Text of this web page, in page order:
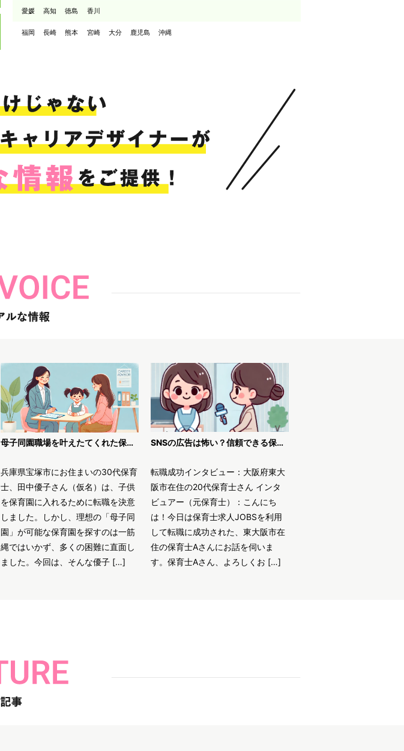
愛媛 高知 徳島 香川
福岡 長崎 熊本 宮崎 大分 鹿児島 沖縄
母子同園職場を叶えたてくれた保育士求人JOBS
兵庫県宝塚市にお住まいの30代保育
士、田中優子さん（仮名）は、子供
を保育園に入れるために転職を決意
しました。しかし、理想の「母子同
園」が可能な保育園を探すのは一筋
縄ではいかず、多くの困難に直面し
ました。今回は、そんな優子 […]
SNSの広告は怖い？信頼できる保育士求人JOBSで安全に転職！
転職成功インタビュー：大阪府東大
阪市在住の20代保育士さん インタ
ビュアー（元保育士）：こんにち
は！今日は保育士求人JOBSを利用
して転職に成功された、東大阪市在
住の保育士Aさんにお話を伺いま
す。保育士Aさん、よろしくお […]